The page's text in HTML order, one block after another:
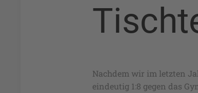
Nachdem wir im letzten
eindeutig 1:8 gegen das